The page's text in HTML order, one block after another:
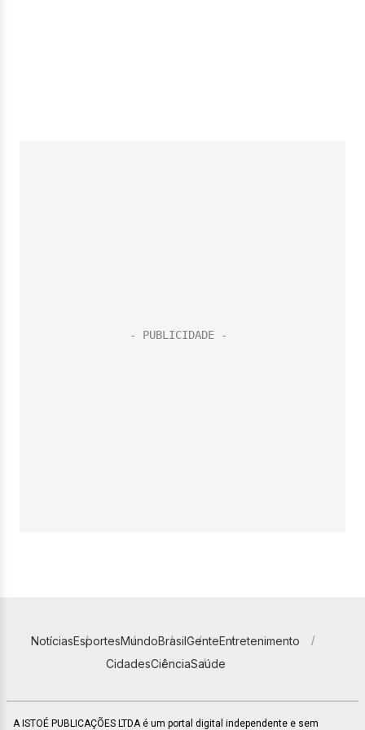
NotíciasEsportesMundoBrasilGenteEntretenimento
CidadesCiênciaSaúde
A ISTOÉ PUBLICAÇÕES LTDA é um portal digital independente e sem